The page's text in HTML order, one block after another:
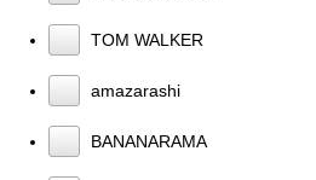
TOM WALKER
amazarashi
BANANARAMA